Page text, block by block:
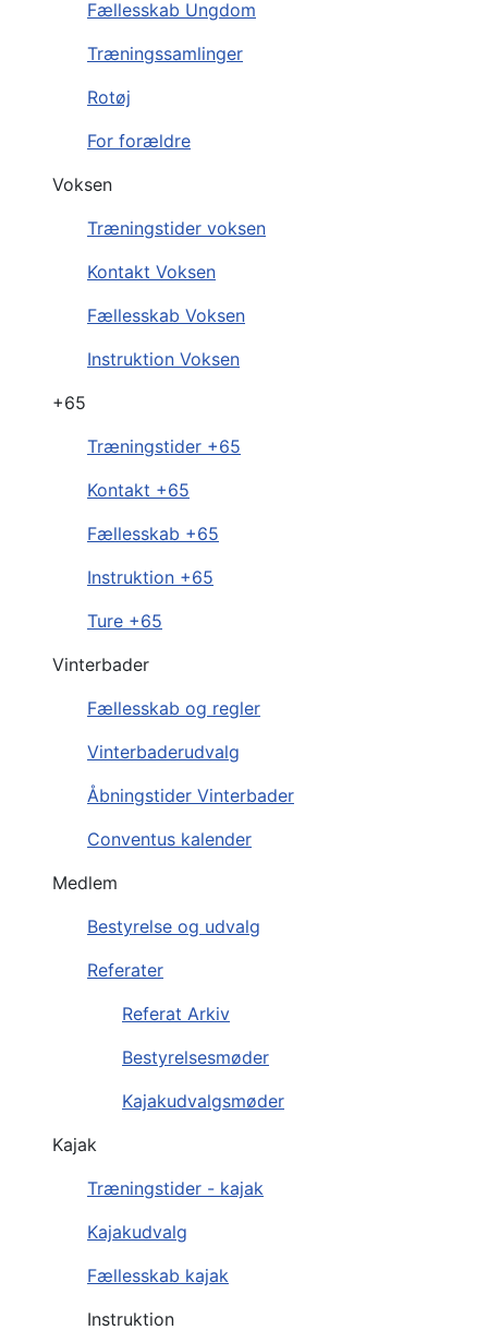
Fællesskab Ungdom
Træningssamlinger
Rotøj
For forældre
Voksen
Træningstider voksen
Kontakt Voksen
Fællesskab Voksen
Instruktion Voksen
+65
Træningstider +65
Kontakt +65
Fællesskab +65
Instruktion +65
Ture +65
Vinterbader
Fællesskab og regler
Vinterbaderudvalg
Åbningstider Vinterbader
Conventus kalender
Medlem
Bestyrelse og udvalg
Referater
Referat Arkiv
Bestyrelsesmøder
Kajakudvalgsmøder
Kajak
Træningstider - kajak
Kajakudvalg
Fællesskab kajak
Instruktion